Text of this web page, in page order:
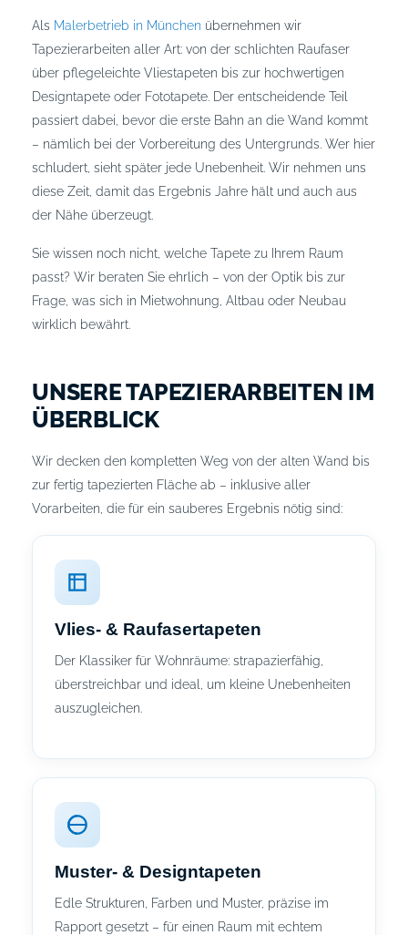
Als Malerbetrieb in München übernehmen wir
Tapezierarbeiten aller Art: von der schlichten Raufaser
über pflegeleichte Vliestapeten bis zur hochwertigen
Designtapete oder Fototapete. Der entscheidende Teil
passiert dabei, bevor die erste Bahn an die Wand kommt
– nämlich bei der Vorbereitung des Untergrunds. Wer hier
schludert, sieht später jede Unebenheit. Wir nehmen uns
diese Zeit, damit das Ergebnis Jahre hält und auch aus
der Nähe überzeugt.
Sie wissen noch nicht, welche Tapete zu Ihrem Raum
passt? Wir beraten Sie ehrlich – von der Optik bis zur
Frage, was sich in Mietwohnung, Altbau oder Neubau
wirklich bewährt.
UNSERE TAPEZIERARBEITEN IM
ÜBERBLICK
Wir decken den kompletten Weg von der alten Wand bis
zur fertig tapezierten Fläche ab – inklusive aller
Vorarbeiten, die für ein sauberes Ergebnis nötig sind:
Vlies- & Raufasertapeten
Der Klassiker für Wohnräume: strapazierfähig,
überstreichbar und ideal, um kleine Unebenheiten
auszugleichen.
Muster- & Designtapeten
Edle Strukturen, Farben und Muster, präzise im
Rapport gesetzt – für einen Raum mit echtem